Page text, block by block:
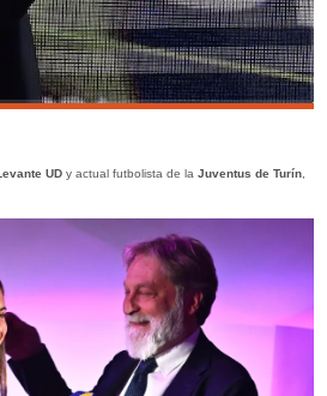
UDy actual futbolista de la Juventus de Turín,